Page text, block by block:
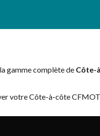
gamme complète de Côte-
votre Côte-à-côte